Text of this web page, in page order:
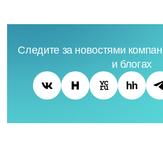
Следите за новостями
и блогах